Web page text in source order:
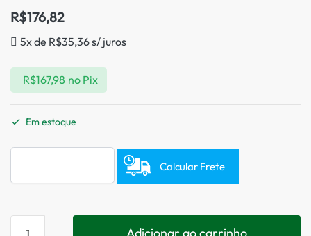
R$176,82
5x de R$35,36s/ juros
R$167,98 no Pix
Em estoque
Calcular Frete